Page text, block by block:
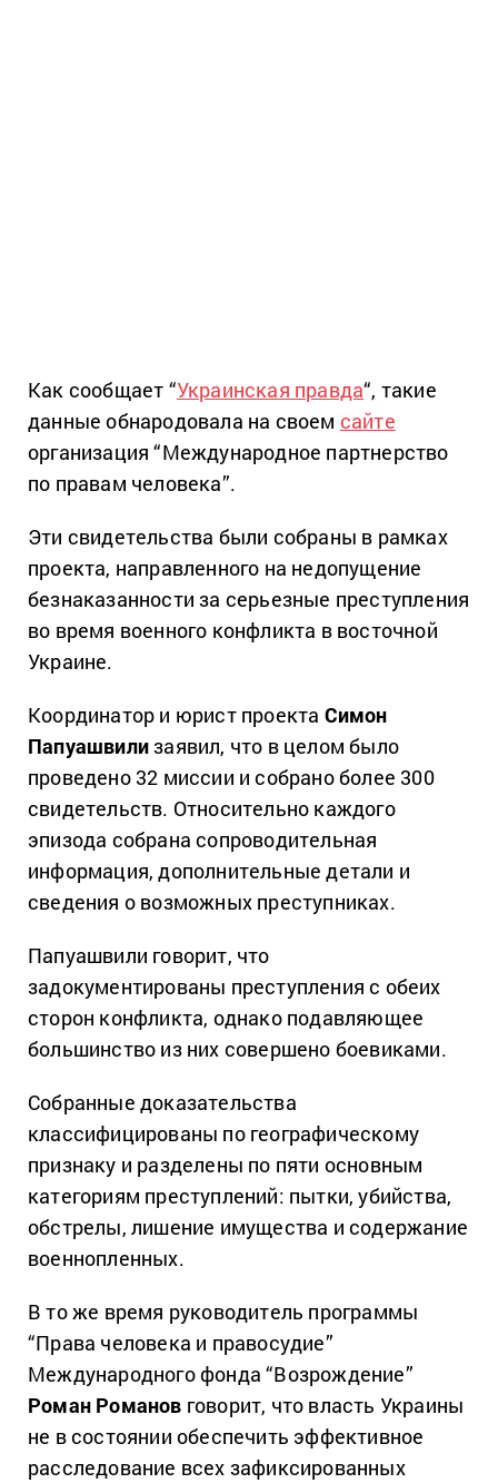
Как сообщает “Украинская правда“, такие
данные обнародовала на своем сайте
организация “Международное партнерство
по правам человека”.
Эти свидетельства были собраны в рамках
проекта, направленного на недопущение
безнаказанности за серьезные преступления
во время военного конфликта в восточной
Украине.
Координатор и юрист проекта Симон
Папуашвилизаявил, что в целом было
проведено 32 миссии и собрано более 300
свидетельств. Относительно каждого
эпизода собрана сопроводительная
информация, дополнительные детали и
сведения о возможных преступниках.
Папуашвили говорит, что
задокументированы преступления с обеих
сторон конфликта, однако подавляющее
большинство из них совершено боевиками.
Собранные доказательства
классифицированы по географическому
признаку и разделены по пяти основным
категориям преступлений: пытки, убийства,
обстрелы, лишение имущества и содержание
военнопленных.
В то же время руководитель программы
“Права человека и правосудие”
Международного фонда “Возрождение”
Роман Романов говорит, что власть Украины
не в состоянии обеспечить эффективное
расследование всех зафиксированных